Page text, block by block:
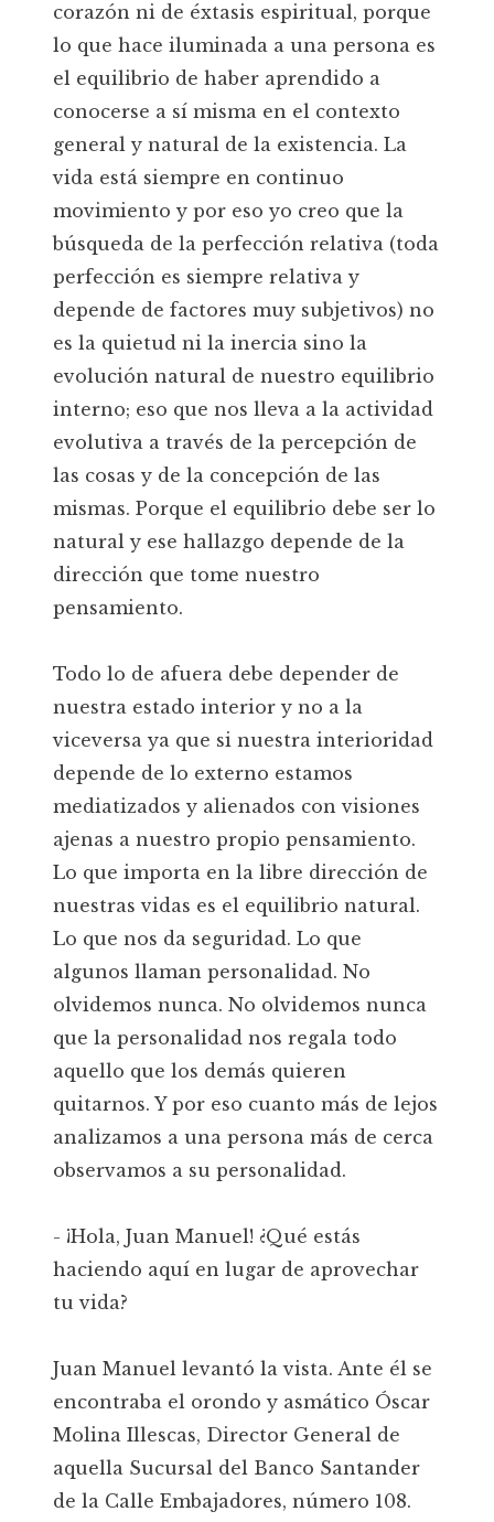
corazón ni de éxtasis espiritual, porque
lo que hace iluminada a una persona es
el equilibrio de haber aprendido a
conocerse a sí misma en el contexto
general y natural de la existencia. La
vida está siempre en continuo
movimiento y por eso yo creo que la
búsqueda de la perfección relativa (toda
perfección es siempre relativa y
depende de factores muy subjetivos) no
es la quietud ni la inercia sino la
evolución natural de nuestro equilibrio
interno; eso que nos lleva a la actividad
evolutiva a través de la percepción de
las cosas y de la concepción de las
mismas. Porque el equilibrio debe ser lo
natural y ese hallazgo depende de la
dirección que tome nuestro
pensamiento.
Todo lo de afuera debe depender de
nuestra estado interior y no a la
viceversa ya que si nuestra interioridad
depende de lo externo estamos
mediatizados y alienados con visiones
ajenas a nuestro propio pensamiento.
Lo que importa en la libre dirección de
nuestras vidas es el equilibrio natural.
Lo que nos da seguridad. Lo que
algunos llaman personalidad. No
olvidemos nunca. No olvidemos nunca
que la personalidad nos regala todo
aquello que los demás quieren
quitarnos. Y por eso cuanto más de lejos
analizamos a una persona más de cerca
observamos a su personalidad.
- ¡Hola, Juan Manuel! ¿Qué estás
haciendo aquí en lugar de aprovechar
tu vida?
Juan Manuel levantó la vista. Ante él se
encontraba el orondo y asmático Óscar
Molina Illescas, Director General de
aquella Sucursal del Banco Santander
de la Calle Embajadores, número 108.